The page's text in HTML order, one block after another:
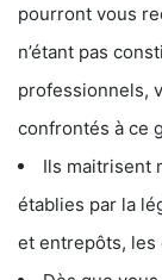
pourront vous
n’étant pas
professionnels,
confrontés à ce
Ils maitrisent
établies par la
et entrepôts, les